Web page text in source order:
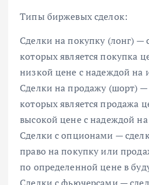
Типы биржевых сделок:
Сделки на покупку (лонг) —
которых является покупка
низкой цене с надеждой на
Сделки на продажу (шорт)
которых является продажа
высокой цене с надеждой
Сделки с опционами —
право на покупку или
по определенной цене в